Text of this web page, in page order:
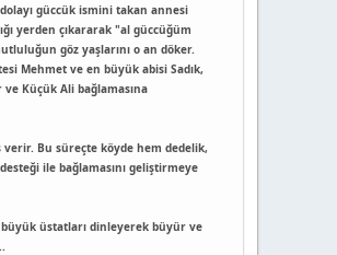
güccük ismini takan annesi
yerden çıkararak "al güccüğüm
göz yaşlarını o an döker.
Mehmet ve en büyük abisi Sadık,
ve Küçük Ali bağlamasına
Bu süreçte köyde hem dedelik,
ile bağlamasını geliştirmeye
büyük üstatları dinleyerek büyür ve